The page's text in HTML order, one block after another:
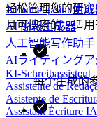
AI bullet point 生
AI 簡報生成器
人工智能写作助手
AIライティングア
KI-Schreibassistent
Assistente de
Asistente de
Assistant Écriture IA
轻松管理您的研
且可搜索的，适用
每个生成的